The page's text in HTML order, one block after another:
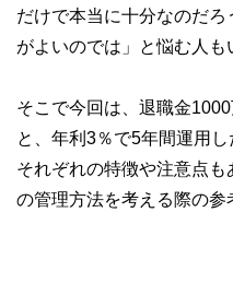
だけで本当に十分なのだろ
がよいのでは」と悩む人も
そこで今回は、退職金
と、年利3％で5年間運用
それぞれの特徴や注意点
の管理方法を考える際の参